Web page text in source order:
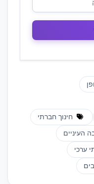
חינוך חברתי
העיניים
ערכי